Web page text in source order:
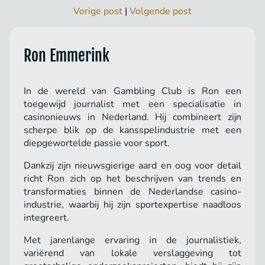
Vorige post | Volgende post
Ron Emmerink
In de wereld van Gambling Club is Ron een
toegewijd journalist met een specialisatie in
casinonieuws in Nederland. Hij combineert zijn
scherpe blik op de kansspelindustrie met een
diepgewortelde passie voor sport.
Dankzij zijn nieuwsgierige aard en oog voor detail
richt Ron zich op het beschrijven van trends en
transformaties binnen de Nederlandse casino-
industrie, waarbij hij zijn sportexpertise naadloos
integreert.
Met jarenlange ervaring in de journalistiek,
variërend van lokale verslaggeving tot